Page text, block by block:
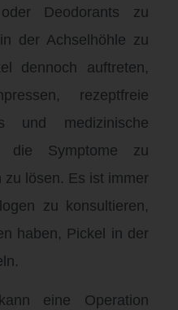
Deodorants zu
der Achselhöhle zu
dennoch auftreten,
rezeptfreie
und medizinische
die Symptome zu
lösen. Es ist immer
zu konsultieren,
haben, Pickel in der
eine Operation